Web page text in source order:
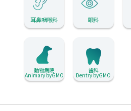
耳鼻咽喉科 眼科
動物病院
Animary byGMO
歯科
Dentry byGMO